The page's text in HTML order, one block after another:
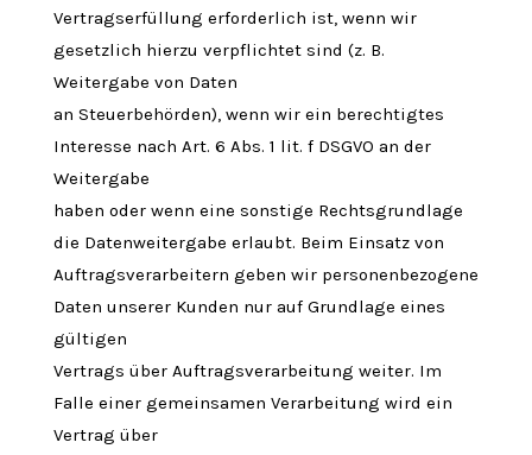
Vertragserfüllung erforderlich ist, wenn wir
gesetzlich hierzu verpflichtet sind (z. B.
Weitergabe von Daten
an Steuerbehörden), wenn wir ein berechtigtes
Interesse nach Art. 6 Abs. 1 lit. f DSGVO an der
Weitergabe
haben oder wenn eine sonstige Rechtsgrundlage
die Datenweitergabe erlaubt. Beim Einsatz von
Auftragsverarbeitern geben wir personenbezogene
Daten unserer Kunden nur auf Grundlage eines
gültigen
Vertrags über Auftragsverarbeitung weiter. Im
Falle einer gemeinsamen Verarbeitung wird ein
Vertrag über